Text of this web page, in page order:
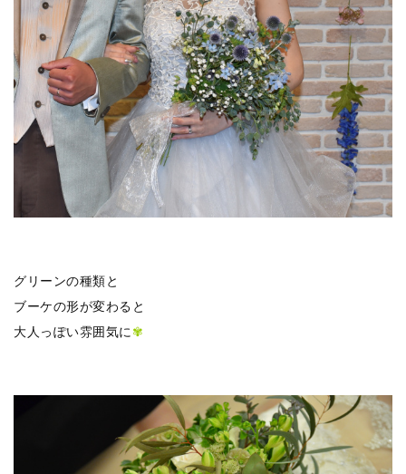
グリーンの種類と
ブーケの形が変わると
大人っぽい雰囲気に ✾